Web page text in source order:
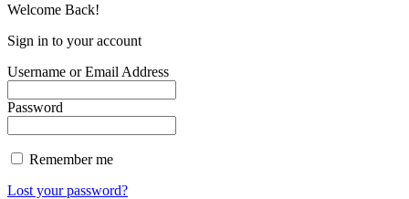
Welcome Back!
Sign in to your account
Username or Email Address
Password
Remember me
Lost your password?